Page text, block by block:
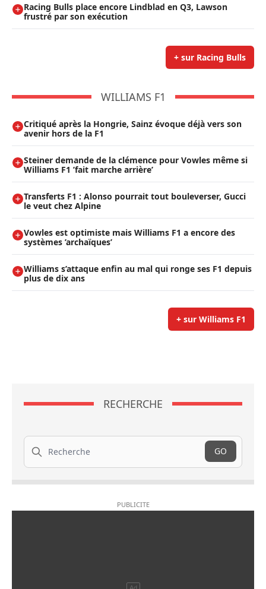
Racing Bulls place encore Lindblad en Q3, Lawson
frustré par son exécution
+ sur Racing Bulls
WILLIAMS F1
Critiqué après la Hongrie, Sainz évoque déjà vers son
avenir hors de la F1
Steiner demande de la clémence pour Vowles même si
Williams F1 ’fait marche arrière’
Transferts F1 : Alonso pourrait tout bouleverser, Gucci
le veut chez Alpine
Vowles est optimiste mais Williams F1 a encore des
systèmes ’archaïques’
Williams s’attaque enfin au mal qui ronge ses F1 depuis
plus de dix ans
+ sur Williams F1
RECHERCHE
Recherche
GO